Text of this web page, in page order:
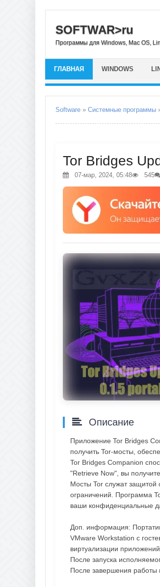
SOFTWAR>ru
Программы для Windows, Mac OS,
ГЛАВНАЯ WINDOWS
Software » Системные программы
Tor Bridges
07-мар, 2024, 05:48 545
Описание
Приложение Tor Bridges
получить Tor-мосты,
Tor Bridges Companion
"Retrieve Now", вы
Мосты Tor служат защитой
ограничений. Программа
ваши конфиденциальные
Доп. информация:
VMware Workstation c
виртуализации
После запуска
После завершения работы